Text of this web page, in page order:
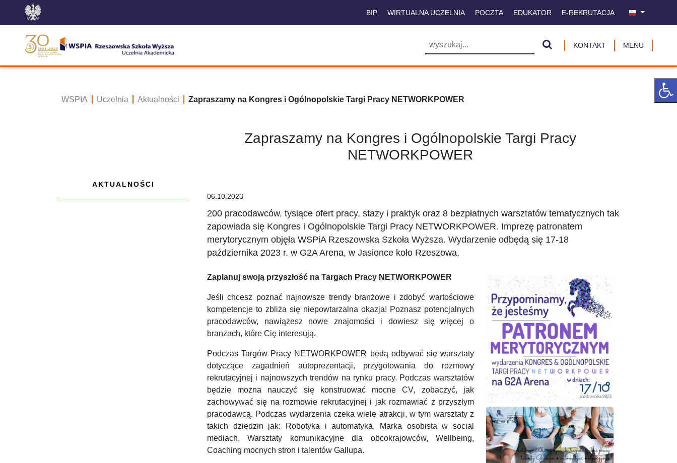
BIP WIRTUALNA UCZELNIA POCZTA EDUKATOR E-REKRUTACJA
KONTAKT MENU
WSPIA Uczelnia Aktualności Zapraszamy na Kongres i Ogólnopolskie Targi Pracy NETWORKPOWER
AKTUALNOŚCI
Zapraszamy na Kongres i Ogólnopolskie Targi Pracy
NETWORKPOWER
06.10.2023
200 pracodawców, tysiące ofert pracy, staży i praktyk oraz 8 bezpłatnych warsztatów tematycznych tak
zapowiada się Kongres i Ogólnopolskie Targi Pracy NETWORKPOWER. Imprezę patronatem
merytorycznym objęła WSPiA Rzeszowska Szkoła Wyższa. Wydarzenie odbędą się 17-18
października 2023 r. w G2A Arena, w Jasionce koło Rzeszowa.
Zaplanuj swoją przyszłość na Targach Pracy NETWORKPOWER
Jeśli chcesz poznać najnowsze trendy branżowe i zdobyć wartościowe
kompetencje to zbliża się niepowtarzalna okazja! Poznasz potencjalnych
pracodawców, nawiążesz nowe znajomości i dowiesz się więcej o
branżach, które Cię interesują.
Podczas Targów Pracy NETWORKPOWER będą odbywać się warsztaty
dotyczące zagadnień autoprezentacji, przygotowania do rozmowy
rekrutacyjnej i najnowszych trendów na rynku pracy. Podczas warsztatów
będzie można nauczyć się konstruować mocne CV, zobaczyć, jak
zachowywać się na rozmowie rekrutacyjnej i jak rozmawiać z przyszłym
pracodawcą. Podczas wydarzenia czeka wiele atrakcji, w tym warsztaty z
takich dziedzin jak: Robotyka i automatyka, Marka osobista w social
mediach, Warsztaty komunikacyjne dla obcokrajowców, Wellbeing,
Coaching mocnych stron i talentów Gallupa.